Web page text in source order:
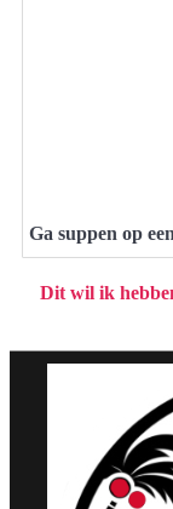
Ga suppen op
Dit wil ik